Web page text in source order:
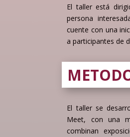
El taller está
persona
cuente con una
a participantes de
El taller se
Meet, con una
combinan